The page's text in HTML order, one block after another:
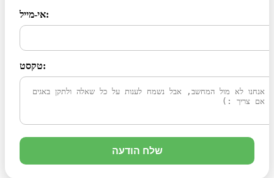
אי-מייל:
טקסט:
שלח הודעה